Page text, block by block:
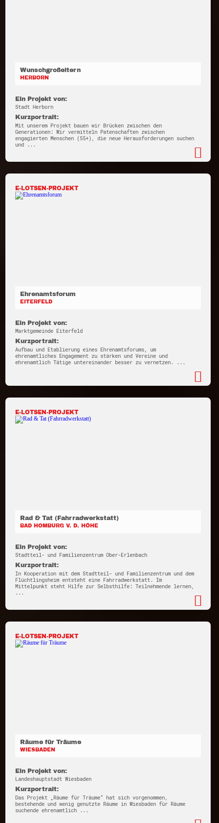
Wunschgroßeltern
HERBORN
Ein Projekt von:
Stadt Herborn
Kurzportrait:
Mit unserem Projekt bauen wir Brücken zwischen den
Generationen: Wir vermitteln Patenschaften zwischen
engagierten Menschen (55+), die neue Herausforderungen suchen
und ...
E-LOTSEN-PROJEKT
Ehrenamtsforum
EITERFELD
Ein Projekt von:
Marktgemeinde Eiterfeld
Kurzportrait:
Aufbau und Etablierung eines Ehrenamtsforums, um
ehrenamtliches Engagement zu stärken und Vereine und
ehrenamtlich Tätige untereinander besser zu vernetzen. ...
E-LOTSEN-PROJEKT
Rad & Tat (Fahrradwerkstatt)
BAD HOMBURG V. D. HÖHE
Ein Projekt von:
Stadtteil- und Familienzentrum Ober-Erlenbach
Kurzportrait:
In Kooperation mit dem Stadtteil- und Familienzentrum und dem
Flüchtlingsheim entsteht eine Fahrradwerkstatt. Im
Mittelpunkt steht Hilfe zur Selbsthilfe: Teilnehmende lernen,
...
E-LOTSEN-PROJEKT
Räume für Träume
WIESBADEN
Ein Projekt von:
Landeshauptstadt Wiesbaden
Kurzportrait:
Das Projekt „Räume für Träume“ hat sich vorgenommen,
bestehende und wenig genutzte Räume in Wiesbaden für Räume
suchende ehrenamtlich ...